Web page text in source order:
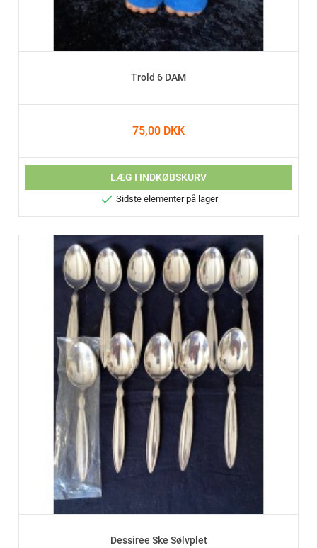
Trold 6 DAM
75,00 DKK
LÆG I INDKØBSKURV
 Sidste elementer på lager
Dessiree Ske Sølvplet